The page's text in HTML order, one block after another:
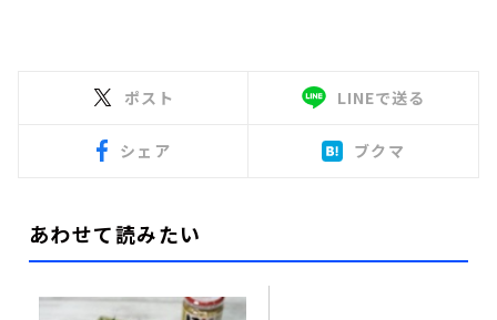
ポスト LINEで送る
シェア ブクマ
あわせて読みたい